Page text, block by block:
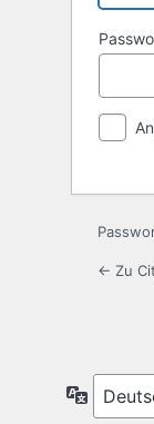
← Zu
Sprache